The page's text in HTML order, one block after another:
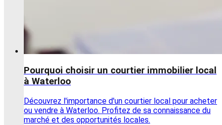
Pourquoi choisir un courtier immobilier local
à Waterloo
Découvrez l'importance d'un courtier local pour acheter
ou vendre à Waterloo. Profitez de sa connaissance du
marché et des opportunités locales.